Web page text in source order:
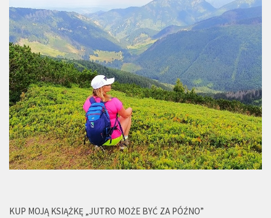
KUP MOJĄ KSIĄŻKĘ „JUTRO MOŻE BYĆ ZA PÓŹNO”